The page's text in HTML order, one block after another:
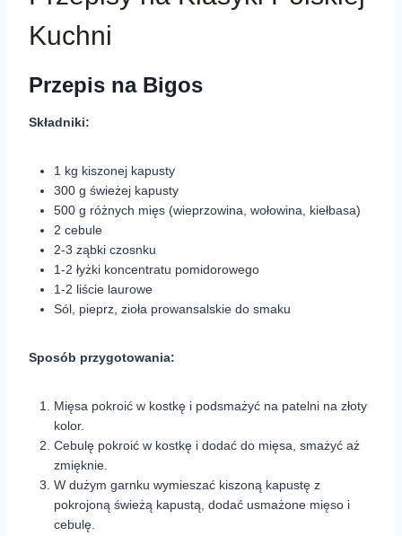
Kuchni
Przepis na Bigos
Składniki:
1 kg kiszonej kapusty
300 g świeżej kapusty
500 g różnych mięs (wieprzowina, wołowina, kiełbasa)
2 cebule
2-3 ząbki czosnku
1-2 łyżki koncentratu pomidorowego
1-2 liście laurowe
Sól, pieprz, zioła prowansalskie do smaku
Sposób przygotowania:
Mięsa pokroić w kostkę i podsmażyć na patelni na złoty
kolor.
Cebulę pokroić w kostkę i dodać do mięsa, smażyć aż
zmięknie.
W dużym garnku wymieszać kiszoną kapustę z
pokrojoną świeżą kapustą, dodać usmażone mięso i
cebulę.